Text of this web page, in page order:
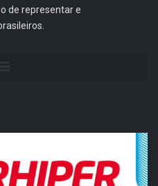
de representar e